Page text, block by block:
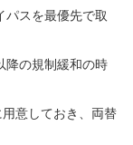
パスを最優先で取
降の規制緩和の時
意しておき、両替